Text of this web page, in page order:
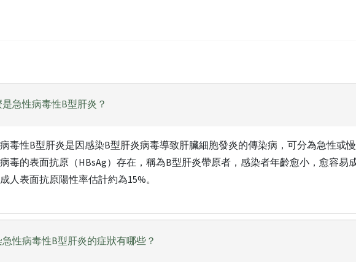
急性病毒性B型肝炎？
毒性B型肝炎是因感染B型肝炎病毒導致肝臟細胞發炎的傳染病，可分為急性或
毒的表面抗原（HBsAg）存在，稱為B型肝炎帶原者，感染者年齡愈小，愈容易
人表面抗原陽性率估計約為15%。
性病毒性B型肝炎的症狀有哪些？